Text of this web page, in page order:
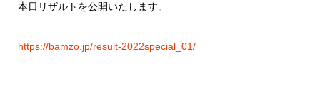
本日リザルトを公開いたします。
https://bamzo.jp/result-2022special_01/